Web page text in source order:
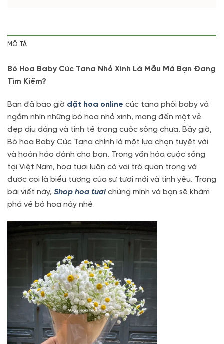
MÔ TẢ
Bó Hoa Baby Cúc Tana Nhỏ Xinh Là Mẫu Mà Bạn Đang
Tìm Kiếm?
Bạn đã bao giờ đặt hoa online cúc tana phối baby và
ngắm nhìn những bó hoa nhỏ xinh, mang đến một vẻ
đẹp dịu dàng và tinh tế trong cuộc sống chưa. Bây giờ,
Bó hoa Baby Cúc Tana chính là một lựa chọn tuyệt vời
và hoàn hảo dành cho bạn. Trong văn hóa cuộc sống
tại Việt Nam, hoa tươi luôn có vai trò quan trọng và
được coi là biểu tượng của sự tươi mới và tình yêu. Trong
bài viết này, Shop hoa tươichúng mình và bạn sẽ khám
phá về bó hoa này nhé